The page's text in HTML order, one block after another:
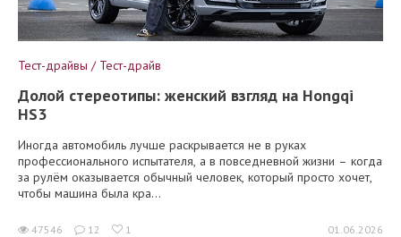
Тест-драйвы / Тест-драйв
Долой стереотипы: женский взгляд на Hongqi
HS3
Иногда автомобиль лучше раскрывается не в руках
профессионального испытателя, а в повседневной жизни – когда
за рулём оказывается обычный человек, который просто хочет,
чтобы машина была кра...
47546 12 1 01.06.2026